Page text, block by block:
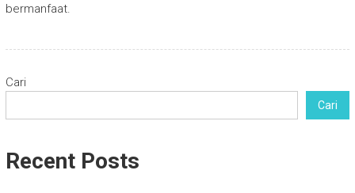
bermanfaat.
Cari
Cari
Recent Posts